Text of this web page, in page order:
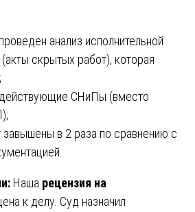
анализ исполнительной
скрытых работ), которая
СНиПы (вместо
в 2 раза по сравнению с
Наша рецензия на
к делу. Суд назначил